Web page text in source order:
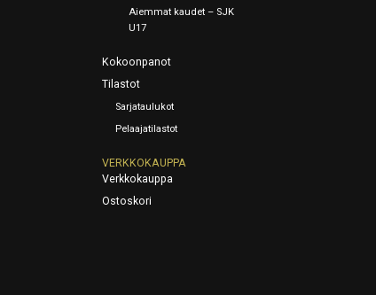
Aiemmat kaudet – SJK
U17
Kokoonpanot
Tilastot
Sarjataulukot
Pelaajatilastot
VERKKOKAUPPA
Verkkokauppa
Ostoskori